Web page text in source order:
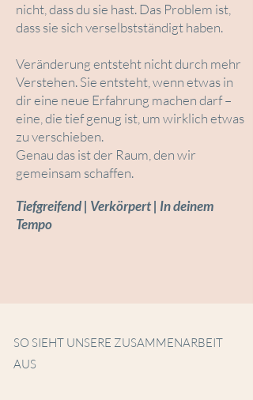
nicht, dass du sie hast. Das Problem ist,
dass sie sich verselbstständigt haben.
Veränderung entsteht nicht durch mehr
Verstehen. Sie entsteht, wenn etwas in
dir eine neue Erfahrung machen darf –
eine, die tief genug ist, um wirklich etwas
zu verschieben.
Genau das ist der Raum, den wir
gemeinsam schaffen.
Tiefgreifend | Verkörpert | In deinem
Tempo
SO SIEHT UNSERE ZUSAMMENARBEIT
AUS